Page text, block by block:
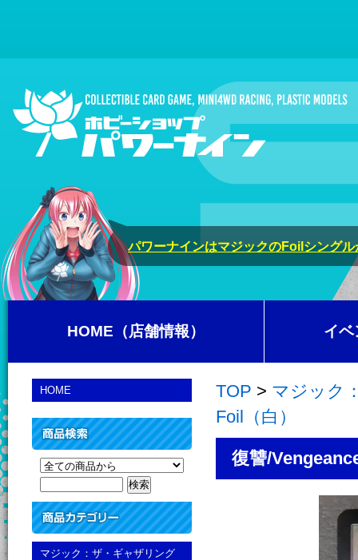
パワーナインはマジックのFoilシング
HOME（店舗情報） イベ
TOP > マジック
Foil（白）
復讐/
HOME
マジック：ザ・ギャザリング